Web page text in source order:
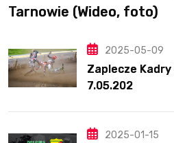
Tarnowie (Wideo, foto)
2025-05-09
Zaplecze
7.05.202
2025-01-15